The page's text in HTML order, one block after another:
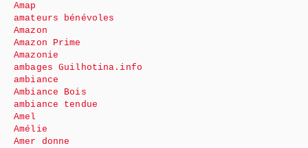
Amap
amateurs bénévoles
Amazon
Amazon Prime
Amazonie
ambages Guilhotina.info
ambiance
Ambiance Bois
ambiance tendue
Amel
Amélie
Amer donne